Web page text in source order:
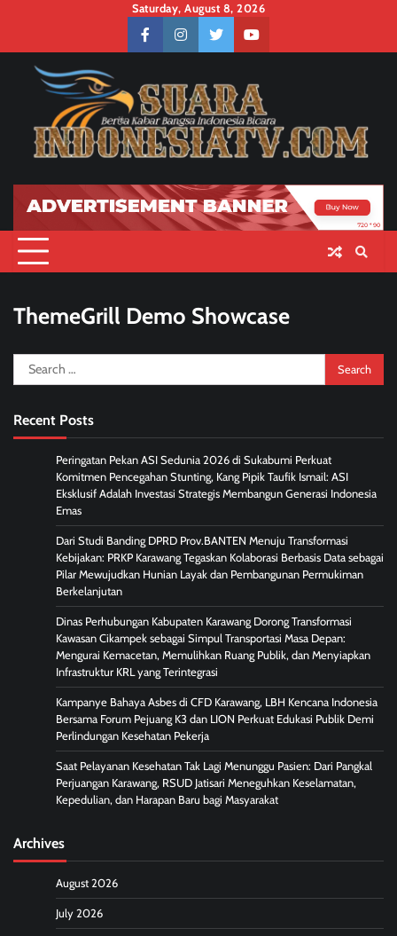
content
Saturday, August 8, 2026
facebookinstagramtwitteryoutube
ThemeGrill Demo Showcase
Search
for:
Recent Posts
Peringatan Pekan ASI Sedunia 2026 di Sukabumi Perkuat
Komitmen Pencegahan Stunting, Kang Pipik Taufik Ismail: ASI
Eksklusif Adalah Investasi Strategis Membangun Generasi Indonesia
Emas
Dari Studi Banding DPRD Prov.BANTEN Menuju Transformasi
Kebijakan: PRKP Karawang Tegaskan Kolaborasi Berbasis Data sebagai
Pilar Mewujudkan Hunian Layak dan Pembangunan Permukiman
Berkelanjutan
Dinas Perhubungan Kabupaten Karawang Dorong Transformasi
Kawasan Cikampek sebagai Simpul Transportasi Masa Depan:
Mengurai Kemacetan, Memulihkan Ruang Publik, dan Menyiapkan
Infrastruktur KRL yang Terintegrasi
Kampanye Bahaya Asbes di CFD Karawang, LBH Kencana Indonesia
Bersama Forum Pejuang K3 dan LION Perkuat Edukasi Publik Demi
Perlindungan Kesehatan Pekerja
Saat Pelayanan Kesehatan Tak Lagi Menunggu Pasien: Dari Pangkal
Perjuangan Karawang, RSUD Jatisari Meneguhkan Keselamatan,
Kepedulian, dan Harapan Baru bagi Masyarakat
Archives
August 2026
July 2026